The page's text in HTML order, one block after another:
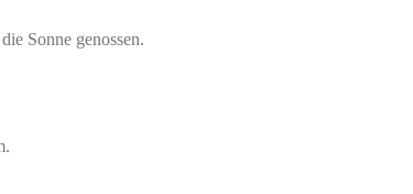
Sonne genossen.